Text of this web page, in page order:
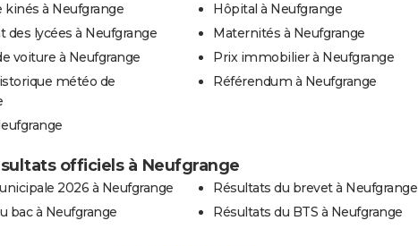
kinés à Neufgrange
des lycées à Neufgrange
voiture à Neufgrange
météo de
Hôpital à Neufgrange
Maternités à Neufgrange
Prix immobilier à Neufgrange
Référendum à Neufgrange
officiels à Neufgrange
2026 à Neufgrange
bac à Neufgrange
Résultats du brevet à Neufgrange
Résultats du BTS à Neufgrange